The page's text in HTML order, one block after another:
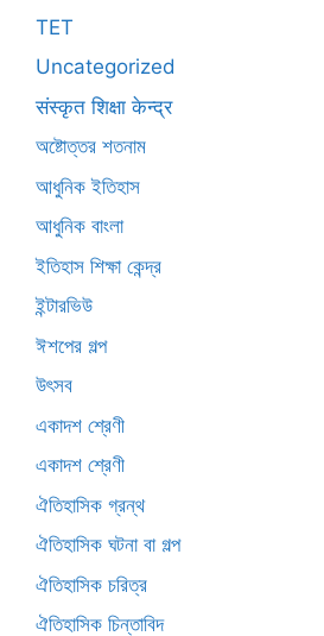
TET
Uncategorized
संस्कृत शिक्षा केन्द्र
অষ্টোত্তর শতনাম
আধুনিক ইতিহাস
আধুনিক বাংলা
ইতিহাস শিক্ষা কেন্দ্র
ইন্টারভিউ
ঈশপের গল্প
উৎসব
একাদশ শ্রেণী
একাদশ শ্রেণী
ঐতিহাসিক গ্রন্থ
ঐতিহাসিক ঘটনা বা গল্প
ঐতিহাসিক চরিত্র
ঐতিহাসিক চিন্তাবিদ